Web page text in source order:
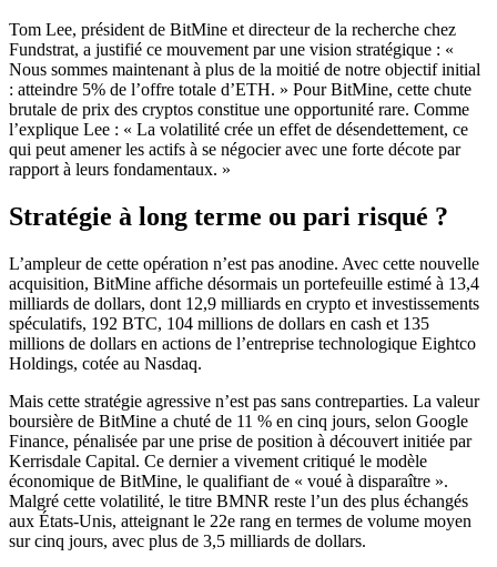
Tom Lee, président de BitMine et directeur de la recherche chez
Fundstrat, a justifié ce mouvement par une vision stratégique : «
Nous sommes maintenant à plus de la moitié de notre objectif initial
: atteindre 5% de l’offre totale d’ETH. » Pour BitMine, cette chute
brutale de prix des cryptos constitue une opportunité rare. Comme
l’explique Lee : « La volatilité crée un effet de désendettement, ce
qui peut amener les actifs à se négocier avec une forte décote par
rapport à leurs fondamentaux. »
Stratégie à long terme ou pari risqué ?
L’ampleur de cette opération n’est pas anodine. Avec cette nouvelle
acquisition, BitMine affiche désormais un portefeuille estimé à 13,4
milliards de dollars, dont 12,9 milliards en crypto et investissements
spéculatifs, 192 BTC, 104 millions de dollars en cash et 135
millions de dollars en actions de l’entreprise technologique Eightco
Holdings, cotée au Nasdaq.
Mais cette stratégie agressive n’est pas sans contreparties. La valeur
boursière de BitMine a chuté de 11 % en cinq jours, selon Google
Finance, pénalisée par une prise de position à découvert initiée par
Kerrisdale Capital. Ce dernier a vivement critiqué le modèle
économique de BitMine, le qualifiant de « voué à disparaître ».
Malgré cette volatilité, le titre BMNR reste l’un des plus échangés
aux États-Unis, atteignant le 22e rang en termes de volume moyen
sur cinq jours, avec plus de 3,5 milliards de dollars.